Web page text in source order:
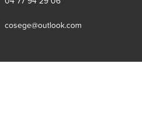
cosege@outlook.com